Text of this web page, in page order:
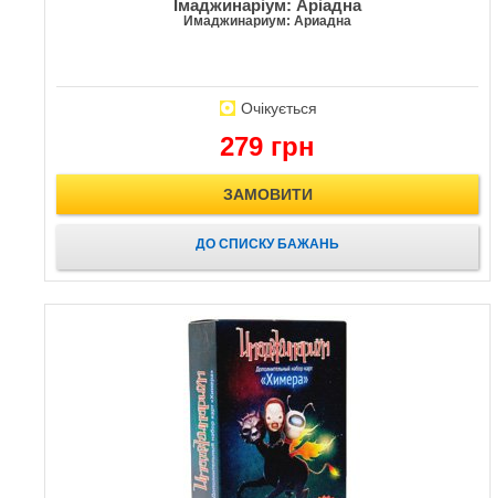
Імаджинаріум: Аріадна
Имаджинариум: Ариадна
Очікується
279 грн
ЗАМОВИТИ
ДО СПИСКУ БАЖАНЬ